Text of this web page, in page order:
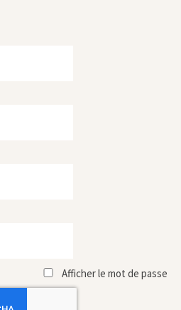
Afficher le mot de passe